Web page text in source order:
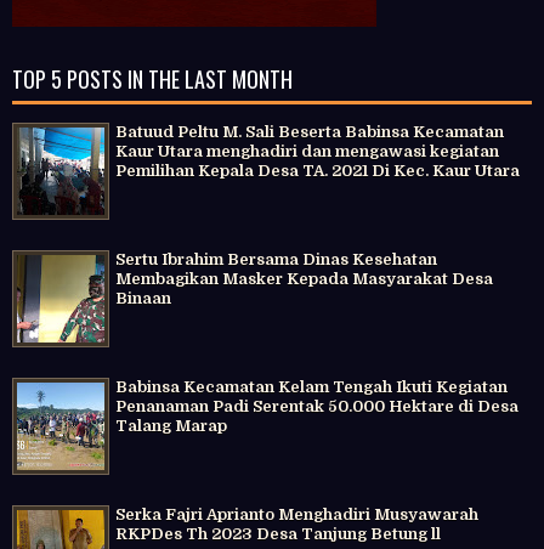
TOP 5 POSTS IN THE LAST MONTH
Batuud Peltu M. Sali Beserta Babinsa Kecamatan
Kaur Utara menghadiri dan mengawasi kegiatan
Pemilihan Kepala Desa TA. 2021 Di Kec. Kaur Utara
Sertu Ibrahim Bersama Dinas Kesehatan
Membagikan Masker Kepada Masyarakat Desa
Binaan
Babinsa Kecamatan Kelam Tengah Ikuti Kegiatan
Penanaman Padi Serentak 50.000 Hektare di Desa
Talang Marap
Serka Fajri Aprianto Menghadiri Musyawarah
RKPDes Th 2023 Desa Tanjung Betung ll